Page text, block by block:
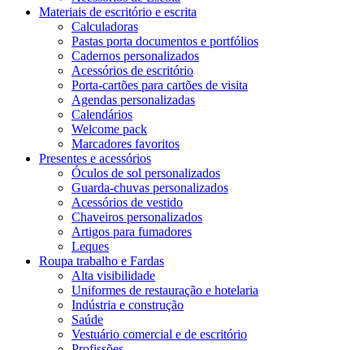
Materiais de escritório e escrita
Calculadoras
Pastas porta documentos e portfólios
Cadernos personalizados
Acessórios de escritório
Porta-cartões para cartões de visita
Agendas personalizadas
Calendários
Welcome pack
Marcadores favoritos
Presentes e acessórios
Óculos de sol personalizados
Guarda-chuvas personalizados
Acessórios de vestido
Chaveiros personalizados
Artigos para fumadores
Leques
Roupa trabalho e Fardas
Alta visibilidade
Uniformes de restauração e hotelaria
Indústria e construção
Saúde
Vestuário comercial e de escritório